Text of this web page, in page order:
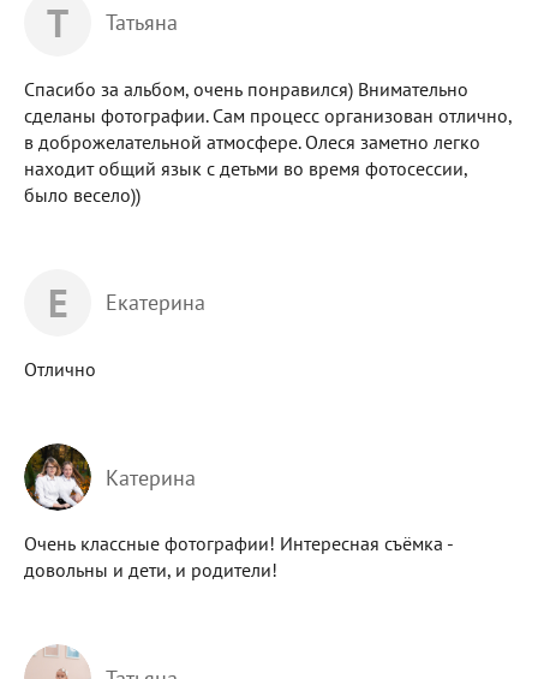
Т Татьяна
Спасибо за альбом, очень понравился) Внимательно
сделаны фотографии. Сам процесс организован отлично,
в доброжелательной атмосфере. Олеся заметно легко
находит общий язык с детьми во время фотосессии,
было весело))
Е Екатерина
Отлично
Катерина
Очень классные фотографии! Интересная съёмка -
довольны и дети, и родители!